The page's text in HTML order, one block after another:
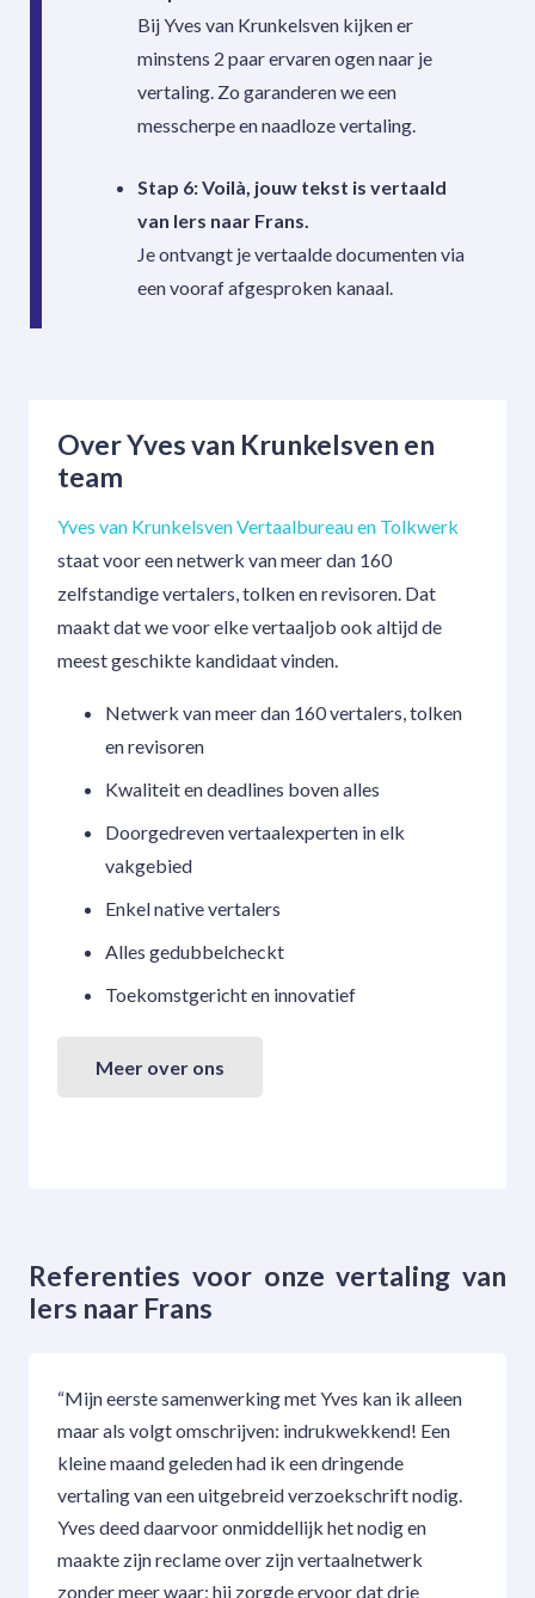
Bij Yves van Krunkelsven kijken er
minstens 2 paar ervaren ogen naar je
vertaling. Zo garanderen we een
messcherpe en naadloze vertaling.
Stap 6: Voilà, jouw tekst is vertaald
van Iers naar Frans.
Je ontvangt je vertaalde documenten via
een vooraf afgesproken kanaal.
Over Yves van Krunkelsven en
team
Yves van Krunkelsven Vertaalbureau en Tolkwerk
staat voor een netwerk van meer dan 160
zelfstandige vertalers, tolken en revisoren. Dat
maakt dat we voor elke vertaaljob ook altijd de
meest geschikte kandidaat vinden.
Netwerk van meer dan 160 vertalers, tolken
en revisoren
Kwaliteit en deadlines boven alles
Doorgedreven vertaalexperten in elk
vakgebied
Enkel native vertalers
Alles gedubbelcheckt
Toekomstgericht en innovatief
Meer over ons
Referenties voor onze vertaling van
Iers naar Frans
“Mijn eerste samenwerking met Yves kan ik alleen
maar als volgt omschrijven: indrukwekkend! Een
kleine maand geleden had ik een dringende
vertaling van een uitgebreid verzoekschrift nodig.
Yves deed daarvoor onmiddellijk het nodig en
maakte zijn reclame over zijn vertaalnetwerk
zonder meer waar: hij zorgde ervoor dat drie